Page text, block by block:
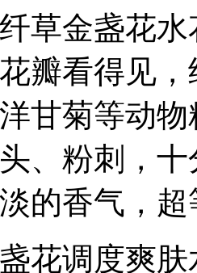
纤草金盏花
瓣看得见
甘菊等动
、粉刺，
的香气，
花调度爽肤